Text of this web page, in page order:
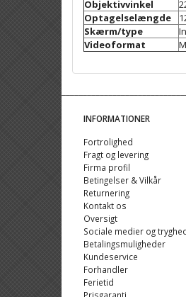
Objektivvinkel
Optagelselængde
Skærm/type
Videoformat
INFORMATIONER
Fortrolighed
Fragt og levering
Firma profil
Betingelser & Vilkår
Returnering
Kontakt os
Oversigt
Sociale medier og
Betalingsmuligheder
Kundeservice
Forhandler
Ferietid